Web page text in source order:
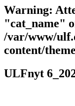
Warning:
"cat_name"
/var/www/
content/
ULFnyt